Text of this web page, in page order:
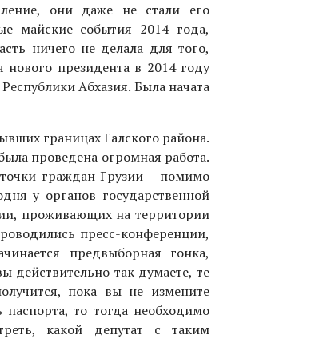
они даже не стали его
майские события 2014 года,
ничего не делала для того,
президента в 2014 году
Абхазия. Была начата
границах Галского района.
проведена огромная работа.
граждан Грузии – помимо
у органов государственной
проживающих на территории
пресс-конференции,
предвыборная гонка,
действительно так думаете, те
пока вы не измените
то тогда необходимо
какой депутат с таким